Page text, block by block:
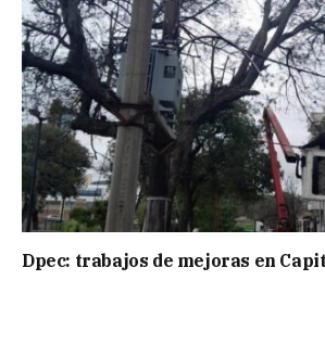
Dpec: trabajos de mejoras en